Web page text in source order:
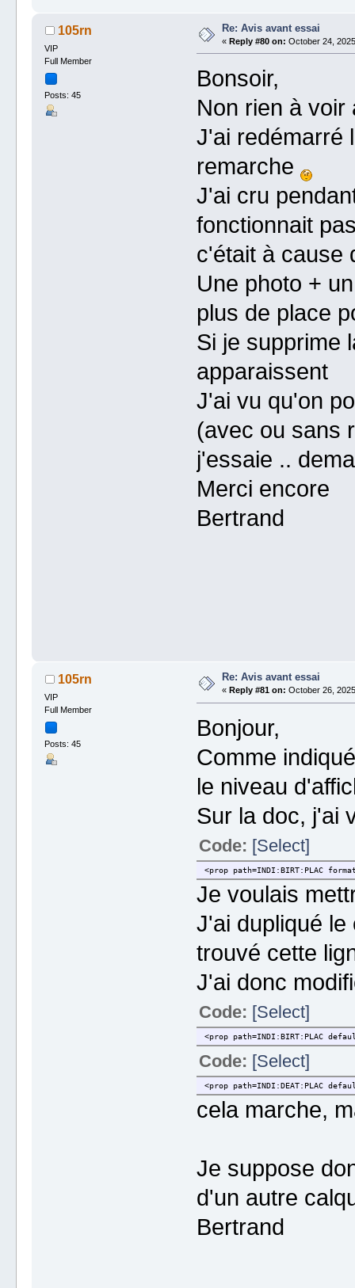
105rn
VIP
Full Member
Posts: 45
Re: Avis avant essai
«Reply #80 on: October 24,
Bonsoir,
Non rien à
J'ai redémarré
remarche
J'ai cru
fonctionnait
c'était à cause
Une photo +
plus de place
Si je supprime
apparaissent
J'ai vu qu'on
(avec ou sans
j'essaie ..
Merci encore
Bertrand
105rn
VIP
Full Member
Posts: 45
Re: Avis avant essai
«Reply #81 on: October 26,
Bonjour,
Comme
le niveau
Sur la doc, j'ai
Code: [Select]
<prop path=INDI:BIRT:PLAC
Je voulais
J'ai dupliqué le
trouvé cette
J'ai donc
Code: [Select]
<prop path=INDI:BIRT:PLAC
Code: [Select]
<prop path=INDI:DEAT:PLAC
cela marche,
Je suppose
d'un autre
Bertrand